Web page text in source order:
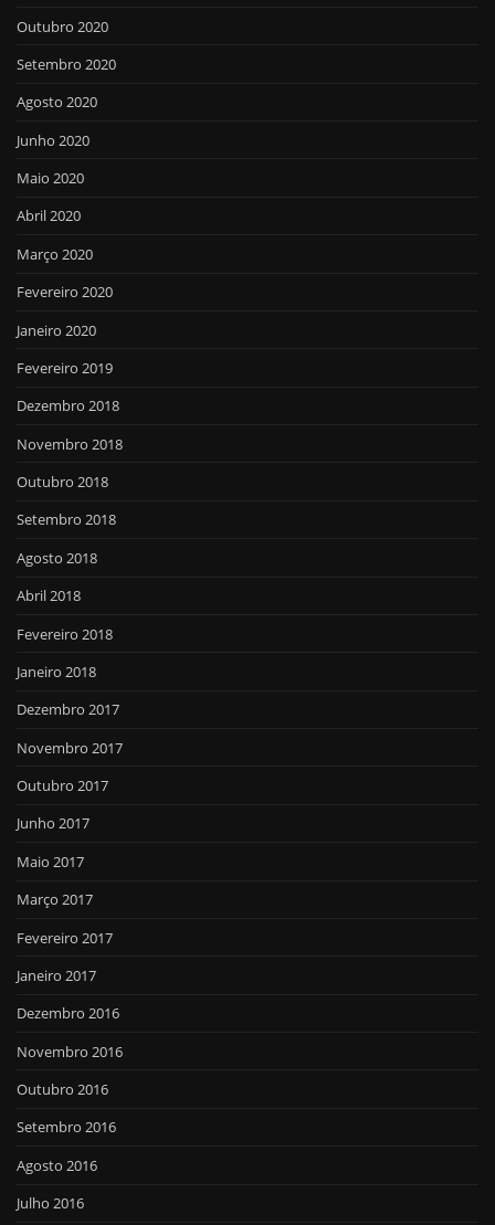
Outubro 2020
Setembro 2020
Agosto 2020
Junho 2020
Maio 2020
Abril 2020
Março 2020
Fevereiro 2020
Janeiro 2020
Fevereiro 2019
Dezembro 2018
Novembro 2018
Outubro 2018
Setembro 2018
Agosto 2018
Abril 2018
Fevereiro 2018
Janeiro 2018
Dezembro 2017
Novembro 2017
Outubro 2017
Junho 2017
Maio 2017
Março 2017
Fevereiro 2017
Janeiro 2017
Dezembro 2016
Novembro 2016
Outubro 2016
Setembro 2016
Agosto 2016
Julho 2016